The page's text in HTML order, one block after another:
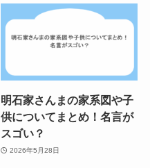
明石家さんまの家系図や子
供についてまとめ！名言が
スゴい？
2026年5月28日